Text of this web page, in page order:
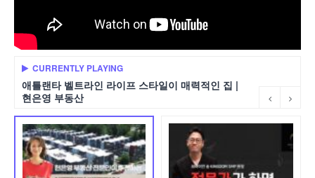
CURRENTLY PLAYING
애틀랜타 벨트라인 라이프 스타일이 매력적인 집 |
현은영 부동산